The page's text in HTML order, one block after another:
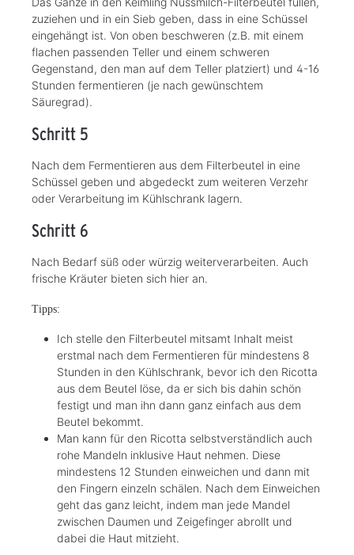
zuziehen und in ein Sieb geben, dass in eine Schüssel
eingehängt ist. Von oben beschweren (z.B. mit einem
flachen passenden Teller und einem schweren
Gegenstand, den man auf dem Teller platziert) und 4-16
Stunden fermentieren (je nach gewünschtem
Säuregrad).
Schritt 5
Nach dem Fermentieren aus dem Filterbeutel in eine
Schüssel geben und abgedeckt zum weiteren Verzehr
oder Verarbeitung im Kühlschrank lagern.
Schritt 6
Nach Bedarf süß oder würzig weiterverarbeiten. Auch
frische Kräuter bieten sich hier an.
Tipps:
Ich stelle den Filterbeutel mitsamt Inhalt meist
erstmal nach dem Fermentieren für mindestens 8
Stunden in den Kühlschrank, bevor ich den Ricotta
aus dem Beutel löse, da er sich bis dahin schön
festigt und man ihn dann ganz einfach aus dem
Beutel bekommt.
Man kann für den Ricotta selbstverständlich auch
rohe Mandeln inklusive Haut nehmen. Diese
mindestens 12 Stunden einweichen und dann mit
den Fingern einzeln schälen. Nach dem Einweichen
geht das ganz leicht, indem man jede Mandel
zwischen Daumen und Zeigefinger abrollt und
dabei die Haut mitzieht.